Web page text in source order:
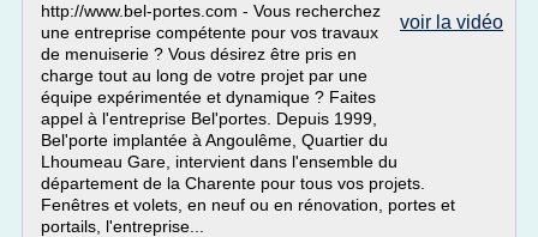
voir la vidéo
http://www.bel-portes.com - Vous recherchez
une entreprise compétente pour vos travaux
de menuiserie ? Vous désirez être pris en
charge tout au long de votre projet par une
équipe expérimentée et dynamique ? Faites
appel à l'entreprise Bel'portes. Depuis 1999,
Bel'porte implantée à Angoulême, Quartier du
Lhoumeau Gare, intervient dans l'ensemble du
département de la Charente pour tous vos projets.
Fenêtres et volets, en neuf ou en rénovation, portes et
portails, l'entreprise...